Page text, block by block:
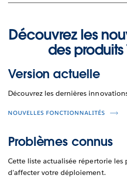
Découvrez les
des
Version actuelle
Découvrez les dernières
NOUVELLES FONCTIONNALITÉS
Problèmes connus
Cette liste actualisée répertorie les
d'affecter votre déploiement.